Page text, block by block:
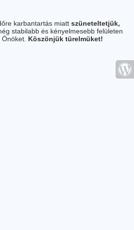
karbantartás miatt szüneteltetjük,
stabilabb és kényelmesebb felületen
Köszönjük türelmüket!